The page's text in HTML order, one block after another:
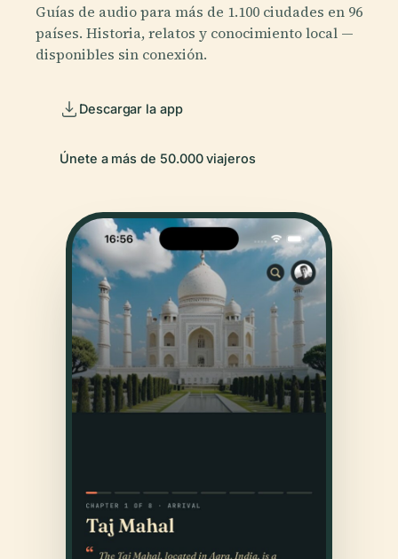
Guías de audio para más de 1.100 ciudades en 96
países. Historia, relatos y conocimiento local —
disponibles sin conexión.
Descargar la app
Únete a más de 50.000 viajeros